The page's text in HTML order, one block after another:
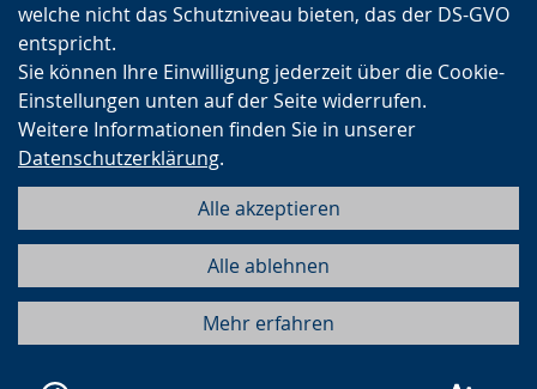
welche nicht das Schutzniveau bieten, das der DS-GVO
entspricht.
Sie können Ihre Einwilligung jederzeit über die Cookie-
Einstellungen unten auf der Seite widerrufen.
Weitere Informationen finden Sie in unserer
Datenschutzerklärung.
Alle akzeptieren
Alle ablehnen
Mehr erfahren